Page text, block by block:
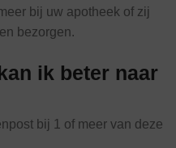
bij uw apotheek of zij
bezorgen.
ik beter naar
bij 1 of meer van deze